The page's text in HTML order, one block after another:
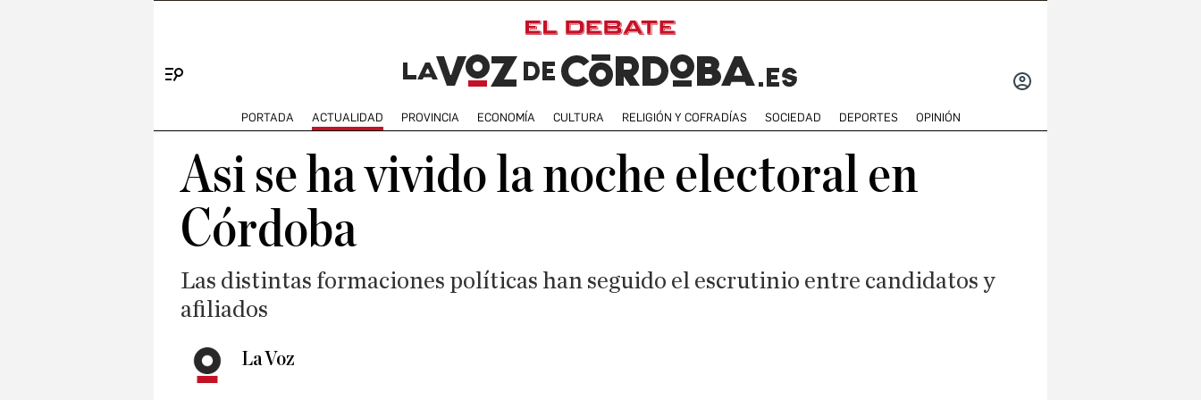
PORTADA ACTUALIDAD PROVINCIA ECONOMÍA CULTURA RELIGIÓN Y COFRADÍAS SOCIEDAD DEPORTES OPINIÓN
Asi se ha vivido la noche electoral en
Córdoba
Las distintas formaciones políticas han seguido el escrutinio entre candidatos y
afiliados
La Voz